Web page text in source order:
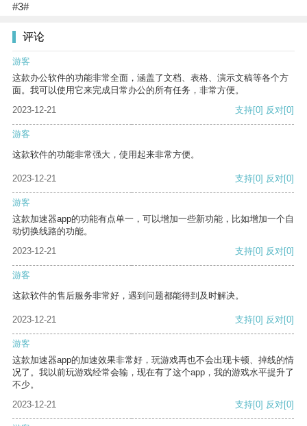
#3#
评论
游客
这款办公软件的功能非常全面，涵盖了文档、表格、演示文稿等各个方
面。我可以使用它来完成日常办公的所有任务，非常方便。
2023-12-21
支持[0] 反对[0]
游客
这款软件的功能非常强大，使用起来非常方便。
2023-12-21 支持[0] 反对[0]
游客
这款加速器app的功能有点单一，可以增加一些新功能，比如增加一个自
动切换线路的功能。
2023-12-21
支持[0] 反对[0]
游客
这款软件的售后服务非常好，遇到问题都能得到及时解决。
2023-12-21 支持[0] 反对[0]
游客
这款加速器app的加速效果非常好，玩游戏再也不会出现卡顿、掉线的情
况了。我以前玩游戏经常会输，现在有了这个app，我的游戏水平提升了
不少。
2023-12-21
支持[0] 反对[0]